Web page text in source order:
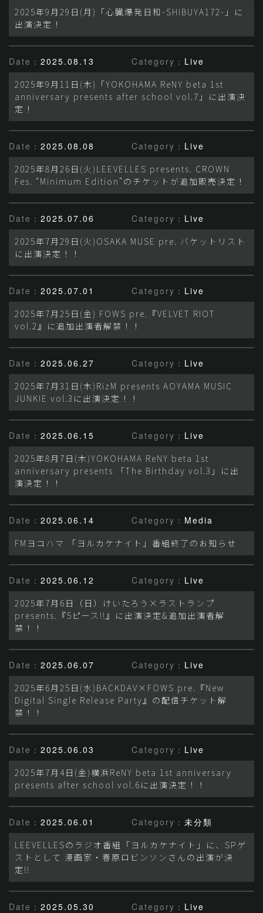
2025年9月29日(月)「心臓爆発日和-SHIBUYA172-」に
出演決定！
Date： 2025.08.13 Category： Live
2025年9月11日(木)「YOKOHAMA ReNY beta 1st
anniversary presents after school vol.7」に出演決
定！
Date： 2025.08.08 Category： Live
2025年8月26日(火)LEEVELLES presents. CROWN
Fes. “Minimum Edition”のチケットが追加販売決定！
Date： 2025.07.06 Category： Live
2025年7月29日(火)OSAKA MUSE pre. バケットリスト
に出演決定！！
Date： 2025.07.01 Category： Live
2025年7月25日(金) FOWS pre.『VELVET RIOT
vol.2』に追加出演者解禁！！
Date： 2025.06.27 Category： Live
2025年7月31日(木)RizM presents AOYAMA MUSIC
JUNKIE vol.3に出演決定！！
Date： 2025.06.15 Category： Live
2025年8月7日(木)YOKOHAMA ReNY beta 1st
anniversary presents 「The Birthday vol.3」に出
演決定！！
Date： 2025.06.14 Category： Media
FMヨコハマ 「ヨルカケナイト」番組終了のお知らせ
Date： 2025.06.12 Category： Live
2025年7月6日（日）けいたろう×ラストランプ
presents.『5ピース!!』に出演決定&追加出演者解
禁！！
Date： 2025.06.07 Category： Live
2025年6月25日(水)BACKDAV×FOWS pre.『New
Digital Single Release Party』の配信チケット解
禁！！
Date： 2025.06.03 Category： Live
2025年7月4日(金)横浜ReNY beta 1st anniversary
presents after school vol.6に出演決定！！
Date： 2025.06.01 Category： 未分類
LEEVELLESのラジオ番組「ヨルカケナイト」に、SPゲ
ストとして 漫画家・春原ロビンソンさんの出演が決
定!!
Date： 2025.05.30 Category： Live